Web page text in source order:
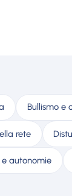
Bullismo e
rete
e autonomie